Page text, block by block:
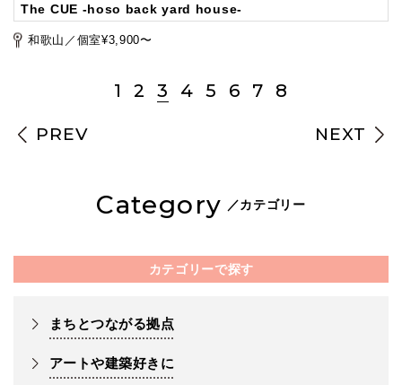
The CUE -hoso back yard house-
和歌山／個室¥3,900〜
PREV
1 2 3 4 5 6 7 8
NEXT
Category ／カテゴリー
カテゴリーで探す
まちとつながる拠点
アートや建築好きに